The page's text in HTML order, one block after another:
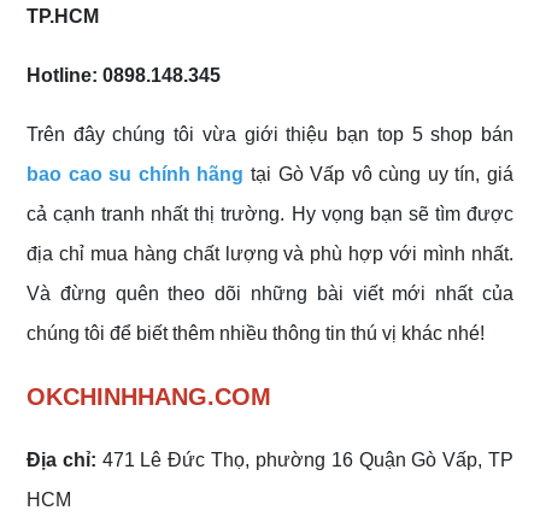
TP.HCM
Hotline: 0898.148.345
Trên đây chúng tôi vừa giới thiệu bạn top 5 shop bán
bao cao su chính hãng tại Gò Vấp vô cùng uy tín, giá
cả cạnh tranh nhất thị trường. Hy vọng bạn sẽ tìm được
địa chỉ mua hàng chất lượng và phù hợp với mình nhất.
Và đừng quên theo dõi những bài viết mới nhất của
chúng tôi để biết thêm nhiều thông tin thú vị khác nhé!
OKCHINHHANG.COM
Địa chỉ: 471 Lê Đức Thọ, phường 16 Quận Gò Vấp, TP
HCM